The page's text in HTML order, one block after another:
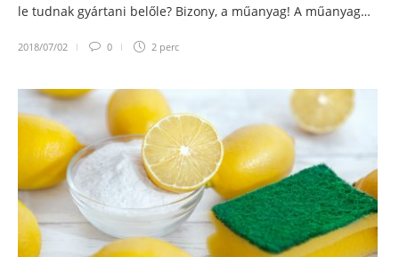
le tudnak gyártani belőle? Bizony, a műanyag! A műanyag…
2018/07/02 0 2 perc